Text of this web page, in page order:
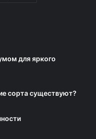
для яркого
сорта существуют?